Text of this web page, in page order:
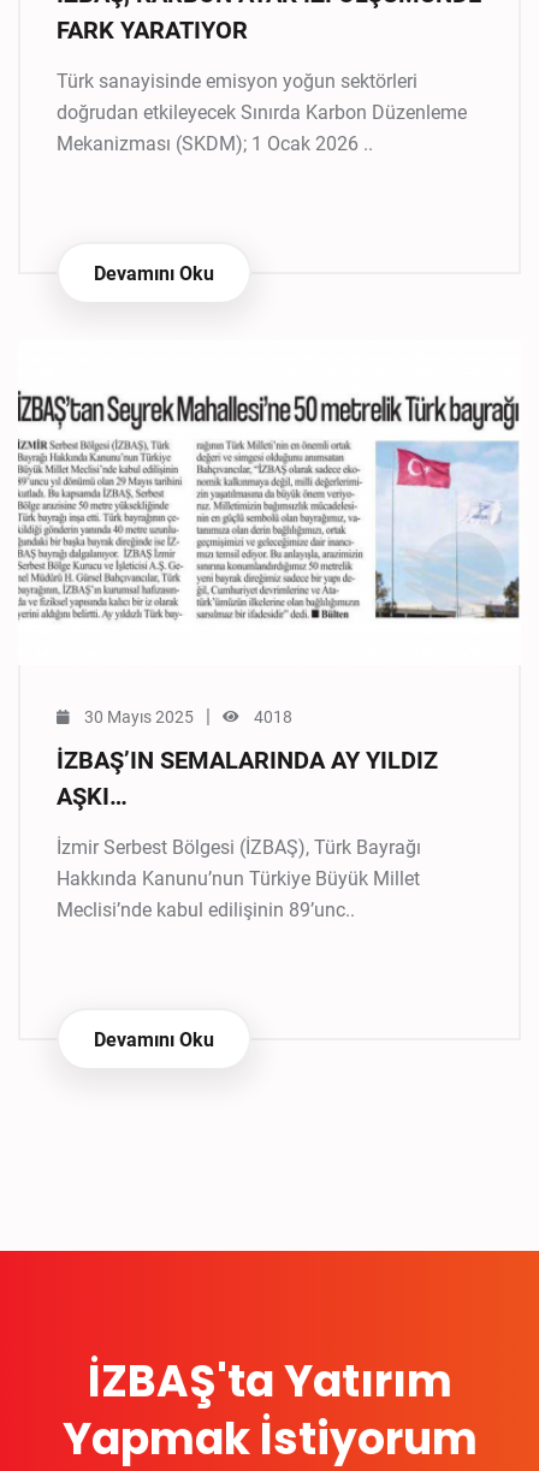
FARK YARATIYOR
Türk sanayisinde emisyon yoğun sektörleri
doğrudan etkileyecek Sınırda Karbon Düzenleme
Mekanizması (SKDM); 1 Ocak 2026 ..
Devamını Oku
30 Mayıs 2025 | 4018
İZBAŞ’IN SEMALARINDA AY YILDIZ
AŞKI…
İzmir Serbest Bölgesi (İZBAŞ), Türk Bayrağı
Hakkında Kanunu’nun Türkiye Büyük Millet
Meclisi’nde kabul edilişinin 89’unc..
Devamını Oku
İZBAŞ'ta Yatırım
Yapmak İstiyorum